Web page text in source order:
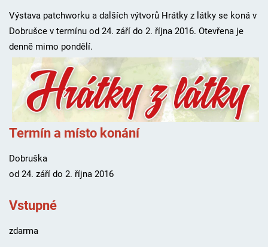
Výstava patchworku a dalších výtvorů Hrátky z látky se koná v
Dobrušce v termínu od 24. září do 2. října 2016. Otevřena je
denně mimo pondělí.
Termín a místo konání
Dobruška
od 24. září do 2. října 2016
Vstupné
zdarma